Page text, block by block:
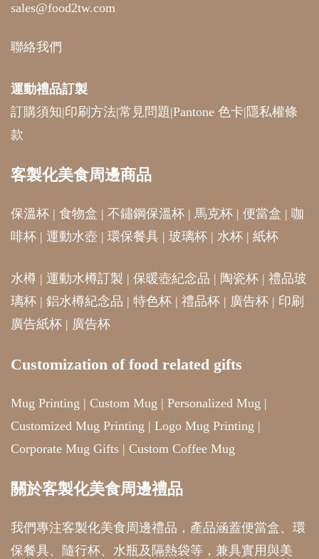
sales@food2tw.com
聯絡我們
運動禮品訂製
訂購須知|印刷方法|常見問題|Pantone 色卡| 隱私權條
款
客製化美食周邊商品
保溫杯 | 食物盒 | 不鏽鋼保溫杯 | 馬克杯 | 便當盒 | 咖
啡杯 | 運動水壺 | 環保餐具 | 玻璃杯 | 水杯 | 紙杯
水樽 | 運動水樽訂製 | 保暖壺紀念品 | 陶瓷杯 | 禮品玻
璃杯 | 鋁水樽紀念品 | 特色杯 | 禮品杯 | 廣告杯 | 印刷
廣告紙杯 | 廣告杯
Customization of food related gifts
Mug Printing | Custom Mug | Personalized Mug |
Customized Mug Printing | Logo Mug Printing |
Corporate Mug Gifts | Custom Coffee Mug
關於客製化美食周邊禮品
我們專注客製化美食周邊禮品，產品涵蓋便當盒、環
保餐具、隨行杯、水瓶及隔熱袋等，兼具實用與美